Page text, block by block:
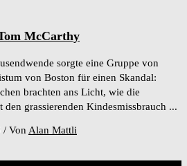
McCarthy
sorgte eine Gruppe von
von Boston für einen Skandal:
brachten ans Licht, wie die
grassierenden Kindesmissbrauch ...
/ Von Alan Mattli